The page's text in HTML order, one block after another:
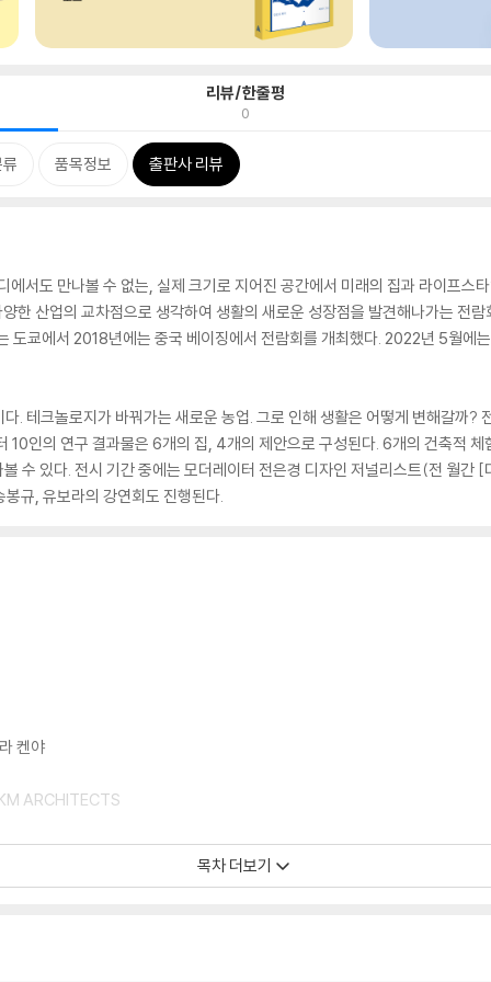
리뷰/한줄평
0
품목정보 출판사 리뷰
서도 만나볼 수 없는, 실제 크기로 지어진 공간에서 미래의 집과 라이프스
한 산업의 교차점으로 생각하여 생활의 새로운 성장점을 발견해나가는 전
도쿄에서 2018년에는 중국 베이징에서 전람회를 개최했다. 2022년 5월에
. 테크놀로지가 바꿔가는 새로운 농업. 그로 인해 생활은 어떻게 변해갈까?
10인의 연구 결과물은 6개의 집, 4개의 제안으로 구성된다. 6개의 건축적
수 있다. 전시 기간 중에는 모더레이터 전은경 디자인 저널리스트(전 월간
규, 유보라의 강연회도 진행된다.
켄야
ARCHITECTS
목차 더보기